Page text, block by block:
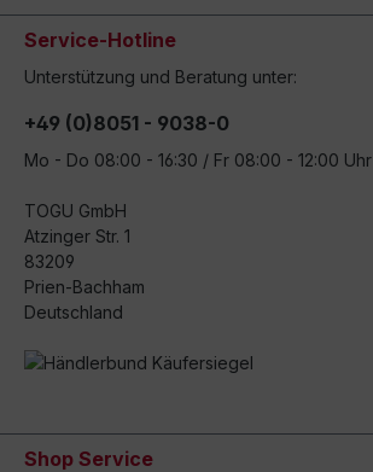
Service-Hotline
Unterstützung und Beratung unter:
+49 (0)8051 - 9038-0
Mo - Do 08:00 - 16:30 / Fr 08:00 - 12:00 Uhr
TOGU GmbH
Atzinger Str. 1
83209
Prien-Bachham
Deutschland
Shop Service